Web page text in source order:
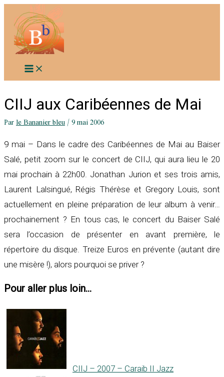
contenu
CIIJ aux Caribéennes de Mai
Parle Bananier bleu/9 mai 2006
9 mai – Dans le cadre des Caribéennes de Mai au Baiser
Salé, petit zoom sur le concert de CIIJ, qui aura lieu le 20
mai prochain à 22h00. Jonathan Jurion et ses trois amis,
Laurent Lalsingué, Régis Thérèse et Gregory Louis, sont
actuellement en pleine préparation de leur album à venir…
prochainement ? En tous cas, le concert du Baiser Salé
sera l’occasion de présenter en avant première, le
répertoire du disque. Treize Euros en prévente (autant dire
une misère !), alors pourquoi se priver ?
Pour aller plus loin...
CIIJ – 2007 – Caraib II Jazz